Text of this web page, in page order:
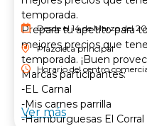
temporada.
Prepara tu apetito para
mejores precios que
temporada. ¡Buen
Marcas participantes:
-EL Carnal
-Mis carnes parrilla
-Hamburguesas El Corral
Desde el 14 de Marzo del
Plazoleta principal
Horario del centro
Ver más